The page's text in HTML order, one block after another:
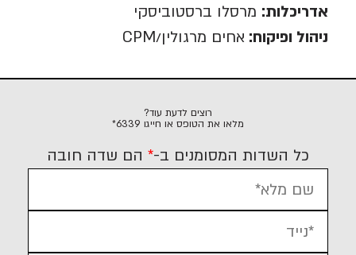
אדריכלות: מרסלו ברסטוביסקי
ניהול ופיקוח: אחים מרגולין/CPM
רוצים לדעת עוד?
מלאו את הטופס או חייגו 6339*
כל השדות המסומנים ב-* הם שדה חובה
שם מלא*
נייד*